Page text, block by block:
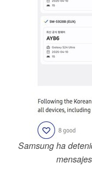
Samsung ha